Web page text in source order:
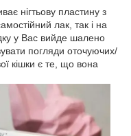
нігтьову пластину з
лак, так і на
у Вас вийде шалено
погляди оточуючих/
кішки є те, що вона